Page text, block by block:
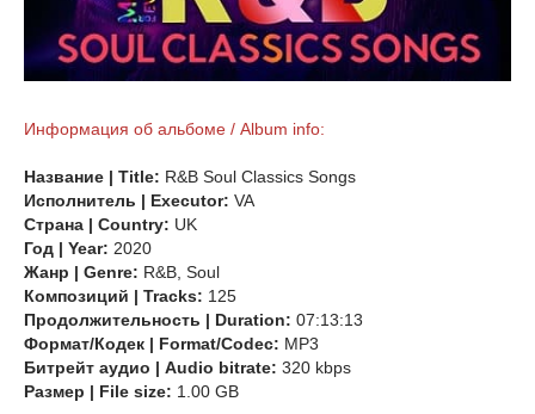
Информация об альбоме / Album info:
Название | Title: R&B Soul Classics Songs
Исполнитель | Executor: VA
Страна | Country: UK
Год | Year: 2020
Жанр | Genre: R&B, Soul
Композиций | Tracks: 125
Продолжительность | Duration: 07:13:13
Формат/Кодек | Format/Codec: MP3
Битрейт аудио | Audio bitrate: 320 kbps
Размер | File size: 1.00 GB